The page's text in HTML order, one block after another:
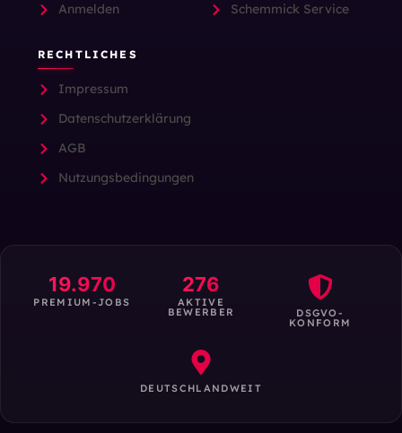
Anmelden
Schemmick Service
RECHTLICHES
Impressum
Datenschutzerklärung
AGB
Nutzungsbedingungen
19.970
PREMIUM-JOBS
276
AKTIVE
BEWERBER DSGVO-
KONFORM
DEUTSCHLANDWEIT